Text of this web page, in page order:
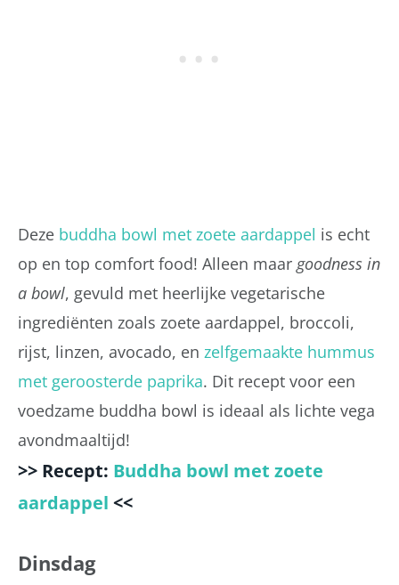
Deze buddha bowl met zoete aardappel is echt
op en top comfort food! Alleen maar goodness in
a bowl, gevuld met heerlijke vegetarische
ingrediënten zoals zoete aardappel, broccoli,
rijst, linzen, avocado, en zelfgemaakte hummus
met geroosterde paprika. Dit recept voor een
voedzame buddha bowl is ideaal als lichte vega
avondmaaltijd!
>> Recept: Buddha bowl met zoete
aardappel <<
Dinsdag